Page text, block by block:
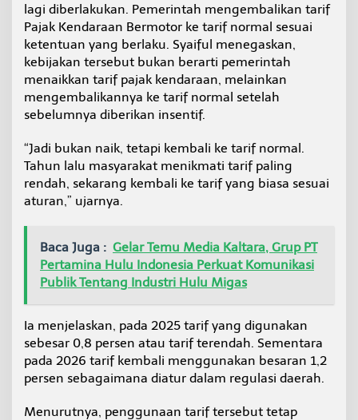
lagi diberlakukan. Pemerintah mengembalikan tarif
Pajak Kendaraan Bermotor ke tarif normal sesuai
ketentuan yang berlaku. Syaiful menegaskan,
kebijakan tersebut bukan berarti pemerintah
menaikkan tarif pajak kendaraan, melainkan
mengembalikannya ke tarif normal setelah
sebelumnya diberikan insentif.
“Jadi bukan naik, tetapi kembali ke tarif normal.
Tahun lalu masyarakat menikmati tarif paling
rendah, sekarang kembali ke tarif yang biasa sesuai
aturan,” ujarnya.
Baca Juga : Gelar Temu Media Kaltara, Grup PT
Pertamina Hulu Indonesia Perkuat Komunikasi
Publik Tentang Industri Hulu Migas
Ia menjelaskan, pada 2025 tarif yang digunakan
sebesar 0,8 persen atau tarif terendah. Sementara
pada 2026 tarif kembali menggunakan besaran 1,2
persen sebagaimana diatur dalam regulasi daerah.
Menurutnya, penggunaan tarif tersebut tetap